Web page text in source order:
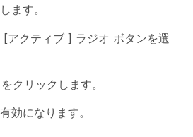
ます。
[アクティブ ] ラジオ ボタンを選
をクリックします。
効になります。